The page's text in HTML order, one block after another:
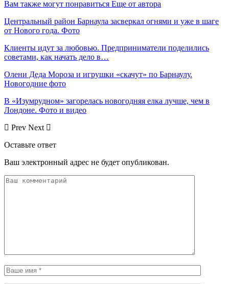
Вам также могут понравиться Еще от автора
Центральный район Барнаула засверкал огнями и уже в шаге
от Нового года. Фото
Клиенты идут за любовью. Предприниматели поделились
советами, как начать дело в…
Олени Деда Мороза и игрушки «скачут» по Барнаулу.
Новогодние фото
В «Изумрудном» загорелась новогодняя елка лучше, чем в
Лондоне. Фото и видео
Prev Next
Оставьте ответ
Ваш электронный адрес не будет опубликован.